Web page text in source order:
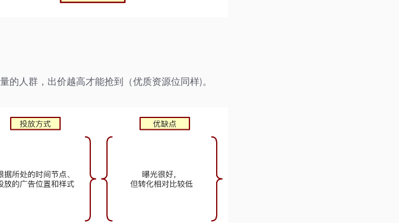
人群，出价越高才能抢到（优质资源位同样)。